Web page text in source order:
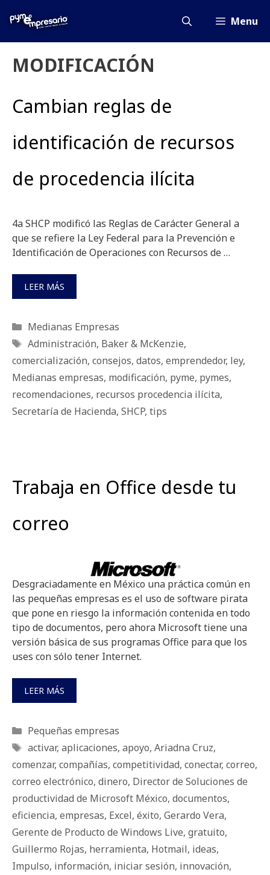
Menu
MODIFICACIÓN
Cambian reglas de
identificación de recursos
de procedencia ilícita
4a SHCP modificó las Reglas de Carácter General a
que se refiere la Ley Federal para la Prevención e
Identificación de Operaciones con Recursos de …
LEER MÁS
Categorías
Medianas Empresas
Etiquetas
Administración, Baker & McKenzie,
comercialización, consejos, datos, emprendedor, ley,
Medianas empresas, modificación, pyme, pymes,
recomendaciones, recursos procedencia ilícita,
Secretaría de Hacienda, SHCP, tips
Trabaja en Office desde tu
correo
Desgraciadamente en México una práctica común en
las pequeñas empresas es el uso de software pirata
que pone en riesgo la información contenida en todo
tipo de documentos, pero ahora Microsoft tiene una
versión básica de sus programas Office para que los
uses con sólo tener Internet.
LEER MÁS
Categorías
Pequeñas empresas
Etiquetas
activar, aplicaciones, apoyo, Ariadna Cruz,
comenzar, compañías, competitividad, conectar, correo,
correo electrónico, dinero, Director de Soluciones de
productividad de Microsoft México, documentos,
eficiencia, empresas, Excel, éxito, Gerardo Vera,
Gerente de Producto de Windows Live, gratuito,
Guillermo Rojas, herramienta, Hotmail, ideas,
Impulso, información, iniciar sesión, innovación,